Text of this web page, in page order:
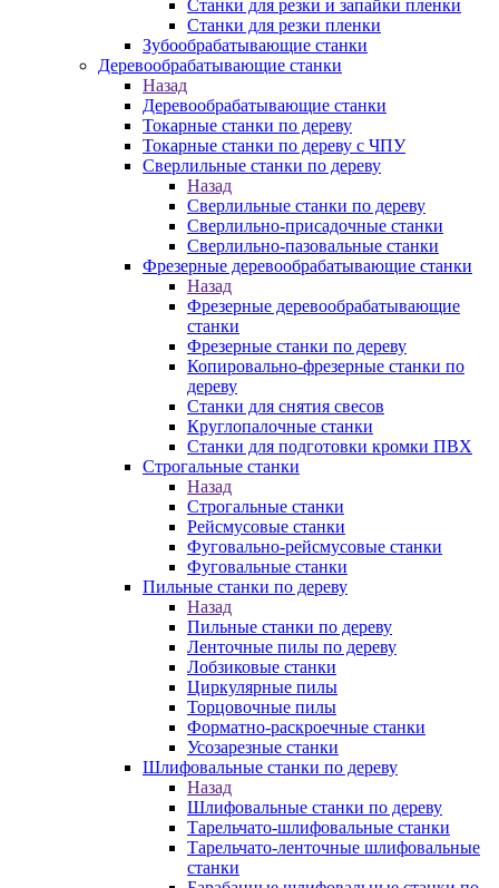
Станки для резки и запайки пленки
Станки для резки пленки
Зубообрабатывающие станки
Деревообрабатывающие станки
Назад
Деревообрабатывающие станки
Токарные станки по дереву
Токарные станки по дереву с ЧПУ
Сверлильные станки по дереву
Назад
Сверлильные станки по дереву
Сверлильно-присадочные станки
Сверлильно-пазовальные станки
Фрезерные деревообрабатывающие станки
Назад
Фрезерные деревообрабатывающие
станки
Фрезерные станки по дереву
Копировально-фрезерные станки по
дереву
Станки для снятия свесов
Круглопалочные станки
Станки для подготовки кромки ПВХ
Строгальные станки
Назад
Строгальные станки
Рейсмусовые станки
Фуговально-рейсмусовые станки
Фуговальные станки
Пильные станки по дереву
Назад
Пильные станки по дереву
Ленточные пилы по дереву
Лобзиковые станки
Циркулярные пилы
Торцовочные пилы
Форматно-раскроечные станки
Усозарезные станки
Шлифовальные станки по дереву
Назад
Шлифовальные станки по дереву
Тарельчато-шлифовальные станки
Тарельчато-ленточные шлифовальные
станки